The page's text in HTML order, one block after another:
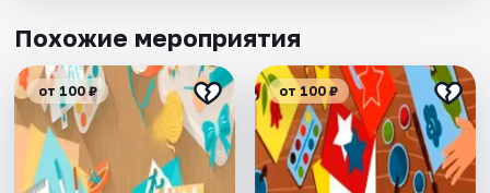
Похожие мероприятия
от 100 ₽ от 100 ₽